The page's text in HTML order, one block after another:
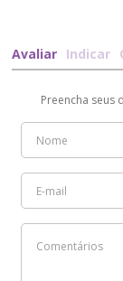
Avaliar Indicar
Preencha seus